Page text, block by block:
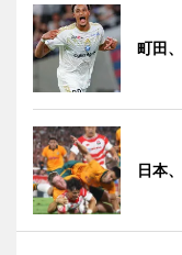
町田
日本